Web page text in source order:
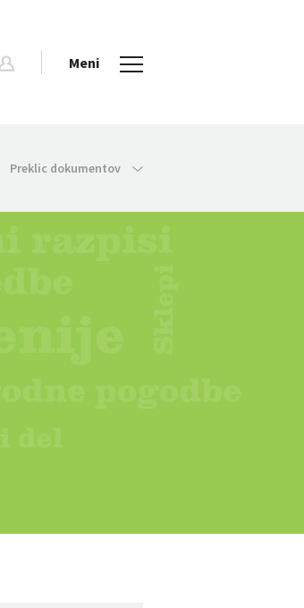
Meni
Preklic dokumentov